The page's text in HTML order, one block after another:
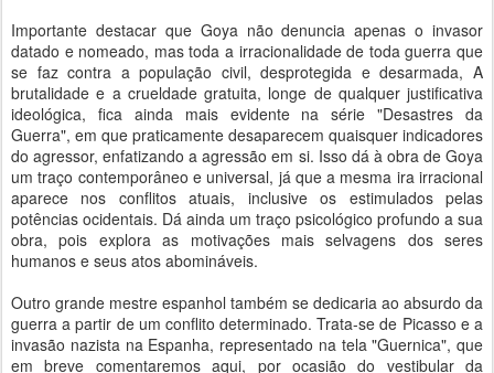
Importante destacar que Goya não denuncia apenas o invasor
datado e nomeado, mas toda a irracionalidade de toda guerra que
se faz contra a população civil, desprotegida e desarmada, A
brutalidade e a crueldade gratuita, longe de qualquer justificativa
ideológica, fica ainda mais evidente na série "Desastres da
Guerra", em que praticamente desaparecem quaisquer indicadores
do agressor, enfatizando a agressão em si. Isso dá à obra de Goya
um traço contemporâneo e universal, já que a mesma ira irracional
aparece nos conflitos atuais, inclusive os estimulados pelas
potências ocidentais. Dá ainda um traço psicológico profundo a sua
obra, pois explora as motivações mais selvagens dos seres
humanos e seus atos abomináveis.
Outro grande mestre espanhol também se dedicaria ao absurdo da
guerra a partir de um conflito determinado. Trata-se de Picasso e a
invasão nazista na Espanha, representado na tela "Guernica", que
em breve comentaremos aqui, por ocasião do vestibular da